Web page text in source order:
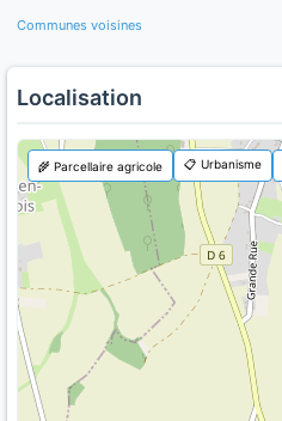
Communes voisines
Localisation
🌾 Parcellaire agricole 📋 Urbanisme